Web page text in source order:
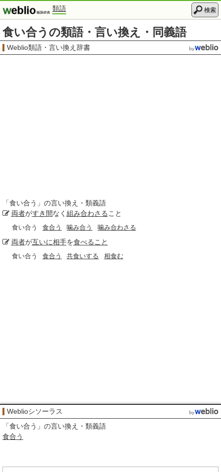
類語 検索
食い合うの類語・言い換え・同義語
Weblio類語・言い換え辞書
「食い合う 」の言い換え・類義語
両者がすき間なく 組み合わさる こと
食い合う 食合う 噛み合う 噛み合わさる
両者が互いに相手を食べること
食い合う 食合う 共食いする 相食む
Weblioシソーラス
「食い合う 」の言い換え・類義語
食合う